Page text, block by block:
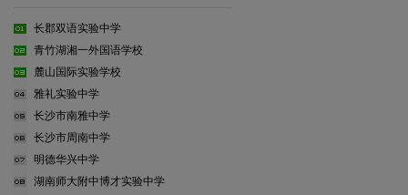
长郡双语实验中学
青竹湖湘一外国语学校
麓山国际实验学校
雅礼实验中学
长沙市南雅中学
长沙市周南中学
明德华兴中学
湖南师大附中博才实验中学